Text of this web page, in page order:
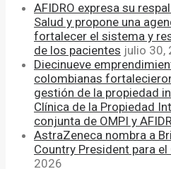
AFIDRO expresa su
Salud y propone una
fortalecer el sistema y
de los pacientes julio 30,
Diecinueve
colombianas
gestión de la propiedad
Clínica de la Propiedad
conjunta de OMPI y
AstraZeneca nombra a
Country President para
2026